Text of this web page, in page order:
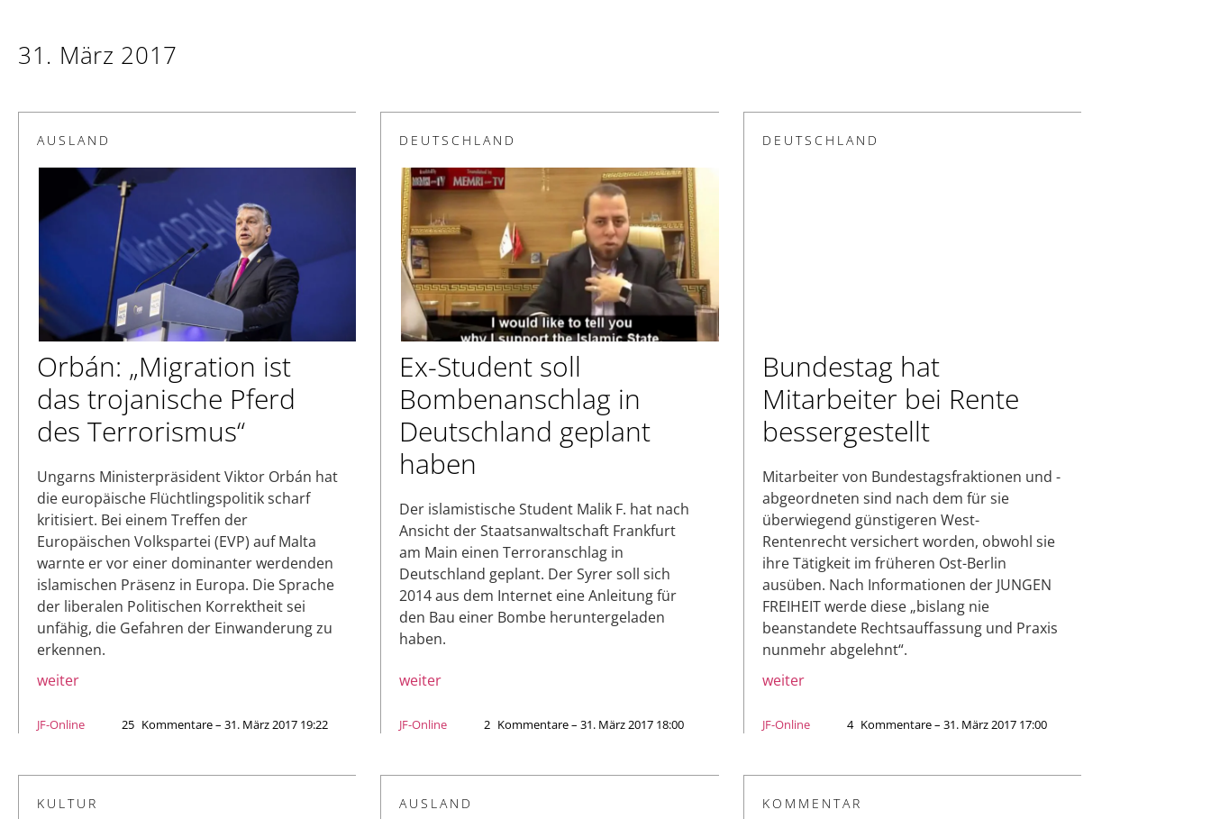
31. März 2017
AUSLAND
Orbán: „Migration ist
das trojanische Pferd
des Terrorismus“
Ungarns Ministerpräsident Viktor Orbán hat
die europäische Flüchtlingspolitik scharf
kritisiert. Bei einem Treffen der
Europäischen Volkspartei (EVP) auf Malta
warnte er vor einer dominanter werdenden
islamischen Präsenz in Europa. Die Sprache
der liberalen Politischen Korrektheit sei
unfähig, die Gefahren der Einwanderung zu
erkennen.
weiter
JF-Online 25 Kommentare – 31. März 2017 19:22
DEUTSCHLAND
Ex-Student soll
Bombenanschlag in
Deutschland geplant
haben
Der islamistische Student Malik F. hat nach
Ansicht der Staatsanwaltschaft Frankfurt
am Main einen Terroranschlag in
Deutschland geplant. Der Syrer soll sich
2014 aus dem Internet eine Anleitung für
den Bau einer Bombe heruntergeladen
haben.
weiter
JF-Online 2 Kommentare – 31. März 2017 18:00
DEUTSCHLAND
Bundestag hat
Mitarbeiter bei Rente
bessergestellt
Mitarbeiter von Bundestagsfraktionen und -
abgeordneten sind nach dem für sie
überwiegend günstigeren West-
Rentenrecht versichert worden, obwohl sie
ihre Tätigkeit im früheren Ost-Berlin
ausüben. Nach Informationen der JUNGEN
FREIHEIT werde diese „bislang nie
beanstandete Rechtsauffassung und Praxis
nunmehr abgelehnt“.
weiter
JF-Online 4 Kommentare – 31. März 2017 17:00
KULTUR AUSLAND KOMMENTAR